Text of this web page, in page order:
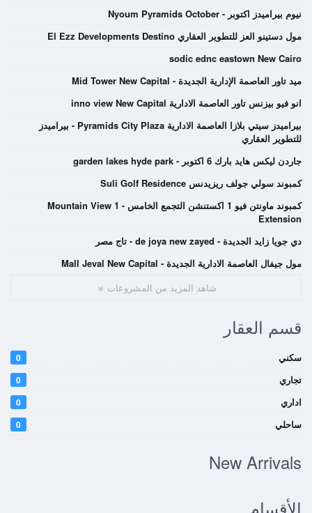
نيوم بيراميدز اكتوبر - Nyoum Pyramids October
مول دستينو العز للتطوير العقاري El Ezz Developments Destino
sodic ednc eastown New Cairo
ميد تاور العاصمة الإدارية الجديدة - Mid Tower New Capital
انو فيو بيزنس تاور العاصمة الادارية inno view New Capital
بيراميدز سيتي بلازا العاصمة الادارية Pyramids City Plaza - بيراميدز
للتطوير العقاري
جاردن ليكس هايد بارك 6 اكتوبر - garden lakes hyde park
كمبوند سولي جولف ريزيدنس Suli Golf Residence
كمبوند ماونتن فيو 1 اكستنشن التجمع الخامس - Mountain View 1
Extension
دي جويا زايد الجديدة - de joya new zayed - تاج مصر
مول جيفال العاصمة الادارية الجديدة - Mall Jeval New Capital
شاهد المزيد من المشروعات
قسم العقار
سكني 0
تجاري 0
اداري 0
ساحلي 0
New Arrivals
الأقسام